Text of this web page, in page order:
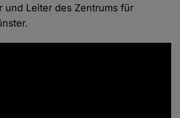
und Leiter des Zentrums für